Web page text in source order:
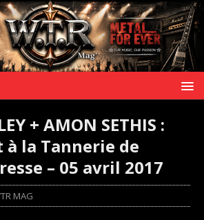
+ AMON SETHIS :
à la Tannerie de
– 05 avril 2017
MAG